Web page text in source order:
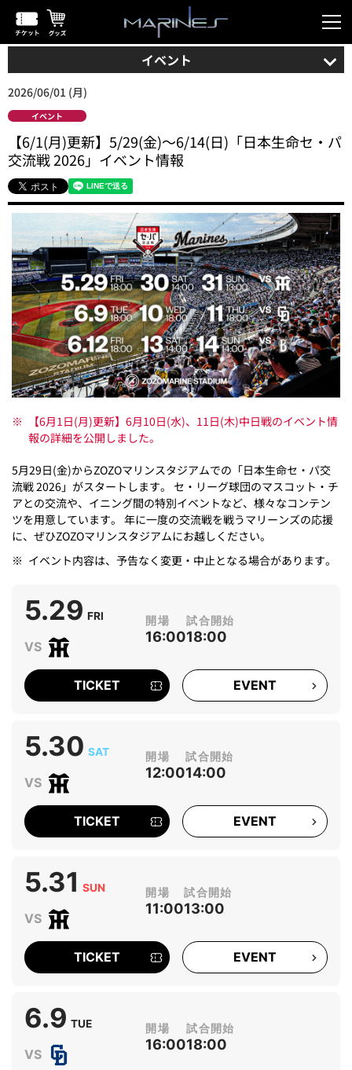
イベント
2026/06/01 (月)
イベント
【6/1(月)更新】5/29(金)～6/14(日)「日本生命セ・パ
交流戦 2026」イベント情報
※
【6月1日(月)更新】6月10日(水)、11日(木)中日戦のイベント情
報の詳細を公開しました。
5月29日(金)からZOZOマリンスタジアムでの「日本生命セ・パ交
流戦 2026」がスタートします。 セ・リーグ球団のマスコット・チ
アとの交流や、イニング間の特別イベントなど、様々なコンテン
ツを用意しています。 年に一度の交流戦を戦うマリーンズの応援
に、ぜひZOZOマリンスタジアムにお越しください。
※ イベント内容は、予告なく変更・中止となる場合があります。
5.29 FRI
16:0018:00
TICKET EVENT
5.30 SAT
12:0014:00
TICKET EVENT
5.31 SUN
11:0013:00
TICKET EVENT
6.9 TUE
16:0018:00